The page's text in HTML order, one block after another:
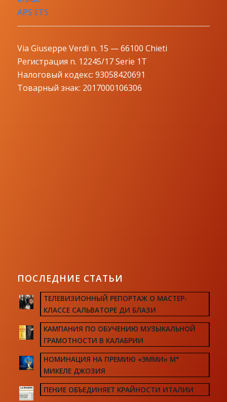
APS ETS
Via Giuseppe Verdi n. 15 — 66100 Chieti
Регистрация n. 12245/17 Serie 1T
Налоговый кодекс: 93058420691
Товарный знак: 2017000106306
ПОСЛЕДНИЕ СТАТЬИ
ТЕЛЕВИЗИОННЫЙ РЕПОРТАЖ О МАСТЕР-
КЛАССЕ САЛЬВАТОРЕ ДИ БЛАЗИ
КАМПАНИЯ ПО ОБУЧЕНИЮ МУЗЫКАЛЬНОЙ
ГРАМОТНОСТИ В КАЛАБРИИ
НОМИНАЦИЯ НА ПРЕМИЮ «ЭММИ» М°
МИКЕЛЕ ДЖОЗИЯ
ПЕНИЕ ОБЪЕДИНЯЕТ КРАЙНОСТИ ИТАЛИИ